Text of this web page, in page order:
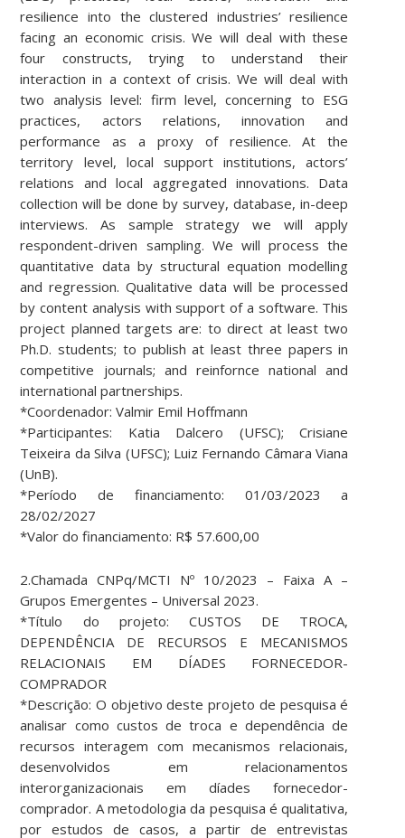
resilience into the clustered industries’ resilience
facing an economic crisis. We will deal with these
four constructs, trying to understand their
interaction in a context of crisis. We will deal with
two analysis level: firm level, concerning to ESG
practices, actors relations, innovation and
performance as a proxy of resilience. At the
territory level, local support institutions, actors’
relations and local aggregated innovations. Data
collection will be done by survey, database, in-deep
interviews. As sample strategy we will apply
respondent-driven sampling. We will process the
quantitative data by structural equation modelling
and regression. Qualitative data will be processed
by content analysis with support of a software. This
project planned targets are: to direct at least two
Ph.D. students; to publish at least three papers in
competitive journals; and reinfornce national and
international partnerships.
*Coordenador: Valmir Emil Hoffmann
*Participantes: Katia Dalcero (UFSC); Crisiane
Teixeira da Silva (UFSC); Luiz Fernando Câmara Viana
(UnB).
*Período de financiamento: 01/03/2023 a
28/02/2027
*Valor do financiamento: R$ 57.600,00
2.Chamada CNPq/MCTI Nº 10/2023 – Faixa A –
Grupos Emergentes – Universal 2023.
*Título do projeto: CUSTOS DE TROCA,
DEPENDÊNCIA DE RECURSOS E MECANISMOS
RELACIONAIS EM DÍADES FORNECEDOR-
COMPRADOR
*Descrição: O objetivo deste projeto de pesquisa é
analisar como custos de troca e dependência de
recursos interagem com mecanismos relacionais,
desenvolvidos em relacionamentos
interorganizacionais em díades fornecedor-
comprador. A metodologia da pesquisa é qualitativa,
por estudos de casos, a partir de entrevistas